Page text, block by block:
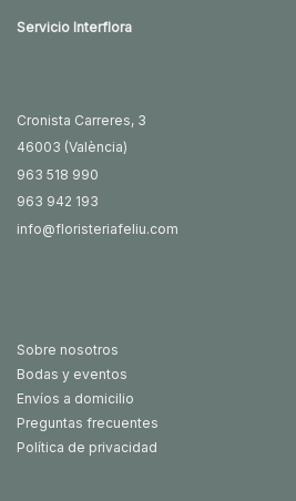
Servicio Interflora
Cronista Carreres, 3
46003 (València)
963 518 990
963 942 193
info@floristeriafeliu.com
Sobre nosotros
Bodas y eventos
Envíos a domicilio
Preguntas frecuentes
Política de privacidad